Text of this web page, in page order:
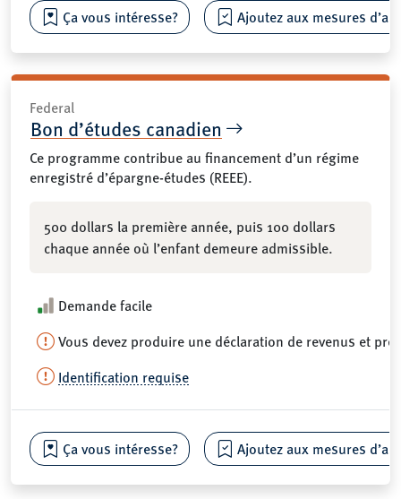
Ça vous intéresse? Ajoutez aux mesures
Federal
Bon d’études canadien
Ce programme contribue au financement d’un régime
enregistré d’épargne-études (REEE).
500 dollars la première année, puis 100 dollars
chaque année où l’enfant demeure admissible.
Demande facile
Vous devez produire une déclaration de revenus et
Identification requise
Ça vous intéresse? Ajoutez aux mesures